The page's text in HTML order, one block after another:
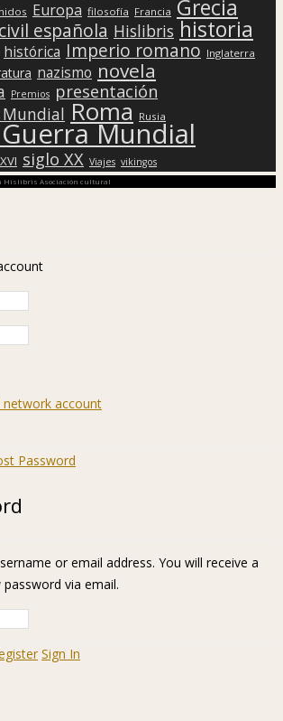
Europa filosofía Francia Grecia
española Hislibris historia
histórica Imperio romano Inglaterra
nazismo novela
Premios presentación
Mundial Roma Rusia
Mundial
siglo XX Viajes vikingos
Hislibris Asociación cultural
network account
Password
or email address. You will receive a
via email.
Sign In